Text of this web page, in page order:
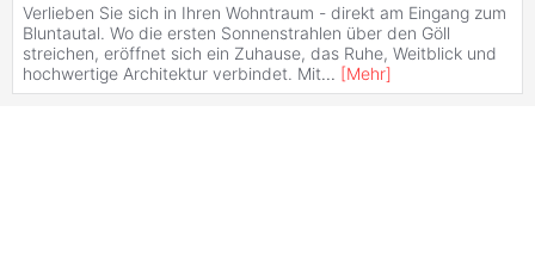
Verlieben Sie sich in Ihren Wohntraum - direkt am Eingang zum
Bluntautal. Wo die ersten Sonnenstrahlen über den Göll
streichen, eröffnet sich ein Zuhause, das Ruhe, Weitblick und
hochwertige Architektur verbindet. Mit... [Mehr]